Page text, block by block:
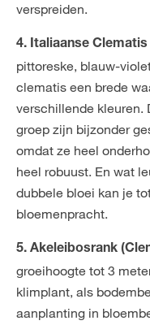
verspreiden.
4. Italiaanse
pittoreske, blauw-
clematis een brede
verschillende kleuren.
groep zijn bijzonder
omdat ze heel
heel robuust. En wat
dubbele bloei kan je
bloemenpracht.
5. Akeleibosrank
groeihoogte tot 3
klimplant, als
aanplanting in